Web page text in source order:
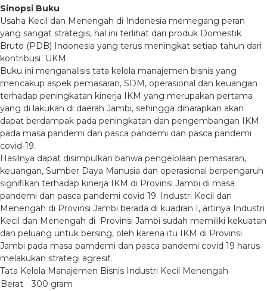
Sinopsi Buku
Usaha Kecil dan Menengah di Indonesia memegang peran
yang sangat strategis, hal ini terlihat dari produk Domestik
Bruto (PDB) Indonesia yang terus meningkat setiap tahun dari
kontribusi UKM.
Buku ini menganalisis tata kelola manajemen bisnis yang
mencakup aspek pemasaran, SDM, operasional dan keuangan
terhadap peningkatan kinerja IKM yang merupakan pertama
yang di lakukan di daerah Jambi, sehingga diharapkan akan
dapat berdampak pada peningkatan dan pengembangan IKM
pada masa pandemi dan pasca pandemi dan pasca pandemi
covid-19.
Hasilnya dapat disimpulkan bahwa pengelolaan pemasaran,
keuangan, Sumber Daya Manusia dan operasional berpengaruh
signifikan terhadap kinerja IKM di Provinsi Jambi di masa
pandemi dan pasca pandemi covid 19. Industri Kecil dan
Menengah di Provinsi Jambi berada di kuadran I, artinya Industri
Kecil dan Menengah di Provinsi Jambi sudah memiliki kekuatan
dan peluang untuk bersing, oleh karena itu IKM di Provinsi
Jambi pada masa pamdemi dan pasca pandemi covid 19 harus
melakukan strategi agresif.
Tata Kelola Manajemen Bisnis Industri Kecil Menengah
Berat
300 gram